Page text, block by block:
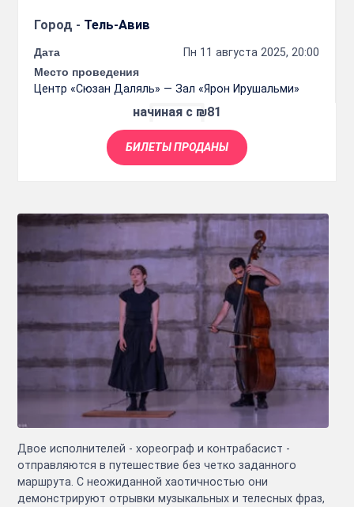
Город - Тель-Авив
Дата
Пн 11 августа 2025, 20:00
Место проведения
Центр «Сюзан Даляль» — Зал «Ярон Ирушальми»
начиная с ₪81
БИЛЕТЫ ПРОДАНЫ
Двое исполнителей - хореограф и контрабасист -
отправляются в путешествие без четко заданного
маршрута. С неожиданной хаотичностью они
демонстрируют отрывки музыкальных и телесных фраз,